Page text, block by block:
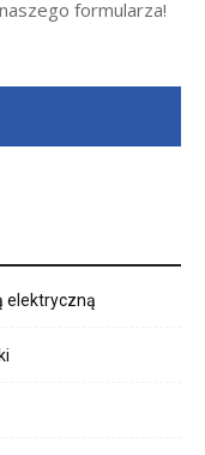
formularza!
elektryczną